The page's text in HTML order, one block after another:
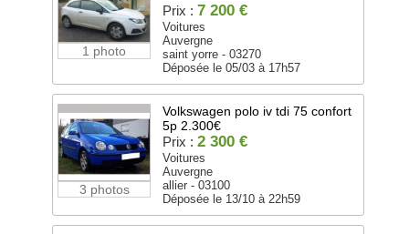
1 photo
Prix : 7 200 €
Voitures
Auvergne
saint yorre - 03270
Déposée le 05/03 à 17h57
3 photos
Volkswagen polo iv tdi 75 confort
5p 2.300€
Prix : 2 300 €
Voitures
Auvergne
allier - 03100
Déposée le 13/10 à 22h59